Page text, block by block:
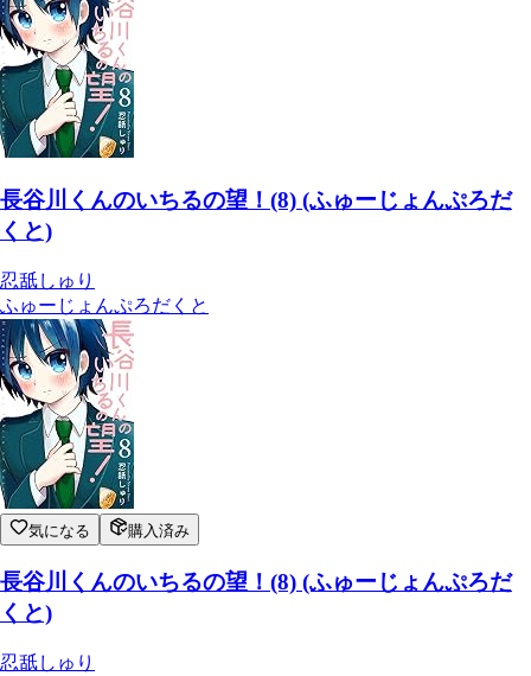
長谷川くんのいちるの望！(8) (ふゅーじょんぷろだ
くと)
忍舐しゅり
ふゅーじょんぷろだくと
気になる 購入済み
長谷川くんのいちるの望！(8) (ふゅーじょんぷろだ
くと)
忍舐しゅり